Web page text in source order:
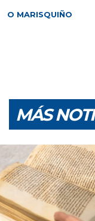
O MARISQUIÑO
MÁS